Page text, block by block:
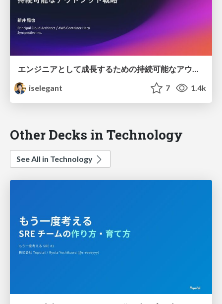
エンジニアとして成長するための持続可能なアウトプット戦略 / Sustainable Output Strategy
iselegant
7 1.4k
Other Decks in Technology
See All in Technology